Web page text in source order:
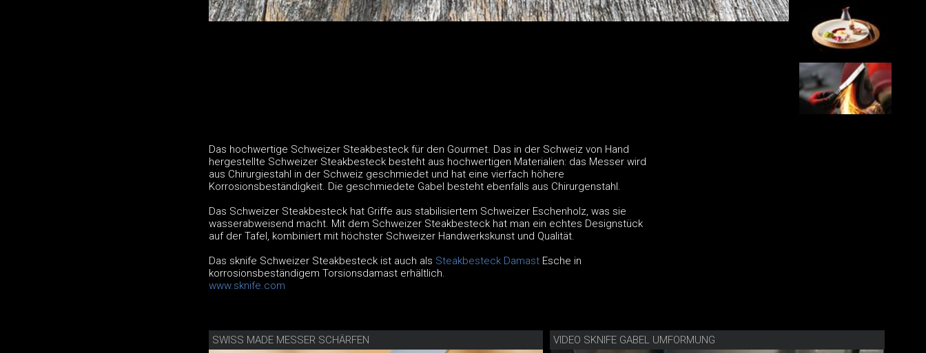
Das hochwertige Schweizer Steakbesteck für den Gourmet. Das in der Schweiz von Hand
hergestellte Schweizer Steakbesteck besteht aus hochwertigen Materialien: das Messer wird
aus Chirurgiestahl in der Schweiz geschmiedet und hat eine vierfach höhere
Korrosionsbeständigkeit. Die geschmiedete Gabel besteht ebenfalls aus Chirurgenstahl.
Das Schweizer Steakbesteck hat Griffe aus stabilisiertem Schweizer Eschenholz, was sie
wasserabweisend macht. Mit dem Schweizer Steakbesteck hat man ein echtes Designstück
auf der Tafel, kombiniert mit höchster Schweizer Handwerkskunst und Qualität.
Das sknife Schweizer Steakbesteck ist auch als Steakbesteck DamastEsche in
korrosionsbeständigem Torsionsdamast erhältlich.
www.sknife.com
SWISS MADE MESSER SCHÄRFEN VIDEO SKNIFE GABEL UMFORMUNG